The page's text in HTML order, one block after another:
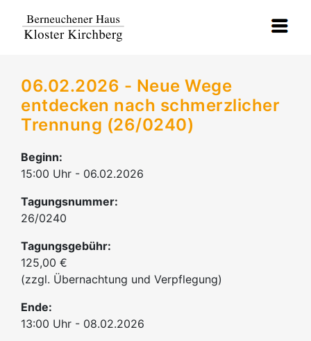
06.02.2026 - Neue Wege
entdecken nach schmerzlicher
Trennung (26/0240)
Beginn:
15:00 Uhr - 06.02.2026
Tagungsnummer:
26/0240
Tagungsgebühr:
125,00 €
(zzgl. Übernachtung und Verpflegung)
Ende:
13:00 Uhr - 08.02.2026